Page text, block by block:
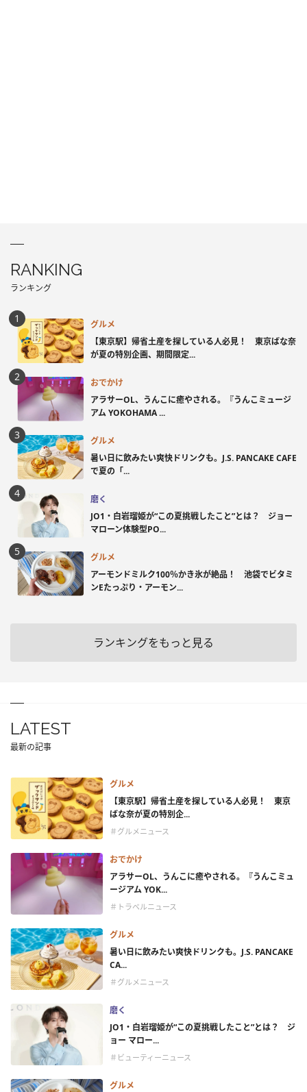
RANKING
ランキング
グルメ
【東京駅】帰省土産を探している人必見！ 東京ばな奈
が夏の特別企画、期間限定...
おでかけ
アラサーOL、うんこに癒やされる。『うんこミュージ
アム YOKOHAMA ...
グルメ
暑い日に飲みたい爽快ドリンクも。J.S. PANCAKE CAFE
で夏の「...
磨く
JO1・白岩瑠姫が“この夏挑戦したこと”とは？ ジョー
マローン体験型PO...
グルメ
アーモンドミルク100％かき氷が絶品！ 池袋でビタミ
ンEたっぷり・アーモン...
ランキングをもっと見る
LATEST
最新の記事
グルメ
【東京駅】帰省土産を探している人必見！ 東京
ばな奈が夏の特別企...
＃グルメニュース
おでかけ
アラサーOL、うんこに癒やされる。『うんこミュ
ージアム YOK...
＃トラベルニュース
グルメ
暑い日に飲みたい爽快ドリンクも。J.S. PANCAKE
CA...
＃グルメニュース
磨く
JO1・白岩瑠姫が“この夏挑戦したこと”とは？ ジ
ョー マロー...
＃ビューティーニュース
グルメ